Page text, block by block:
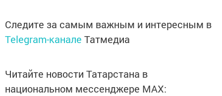
Следите за самым важным и интересным в
Telegram-канале Татмедиа
Читайте новости Татарстана в
национальном мессенджере MАХ: